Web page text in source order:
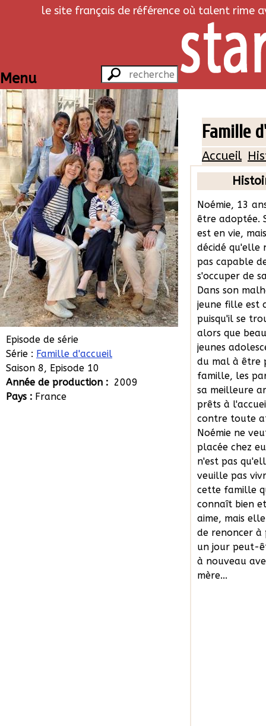
le site français de référence où talent rime
Menu
Episode de série
Série : Famille d'accueil
Saison 8, Episode 10
Année de production : 2009
Pays : France
Famille
Accueil
Noémie, 13
être adoptée.
est en vie,
décidé qu'elle
pas capable
s'occuper de
Dans son
jeune fille est
puisqu'il se
alors que
jeunes
du mal à être
famille, les
sa meilleure
prêts à
contre toute
Noémie ne
placée chez
n'est pas
veuille pas
cette famille
connaît bien
aime, mais
de renoncer à
un jour peut-
à nouveau
mère...